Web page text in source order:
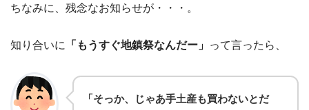
ちなみに、残念なお知らせが・・・。
知り合いに 「もうすぐ地鎮祭なんだー」 って言ったら、
「そっか、じゃあ手土産も買わないとだ